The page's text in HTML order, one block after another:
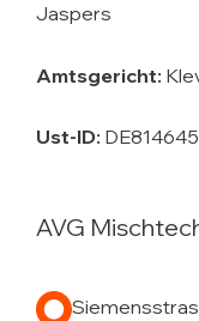
Jaspers
Amtsgericht:
Ust-ID:
AVG